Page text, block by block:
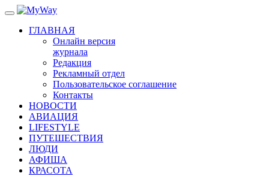
ГЛАВНАЯ
Онлайн версия
журнала
Редакция
Рекламный отдел
Пользовательское соглашение
Контакты
НОВОСТИ
АВИАЦИЯ
LIFESTYLE
ПУТЕШЕСТВИЯ
ЛЮДИ
АФИША
КРАСОТА